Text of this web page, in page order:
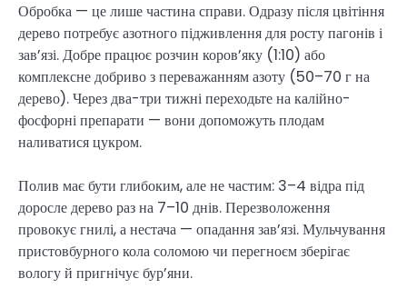
Обробка — це лише частина справи. Одразу після цвітіння
дерево потребує азотного підживлення для росту пагонів і
зав’язі. Добре працює розчин коров’яку (1:10) або
комплексне добриво з переважанням азоту (50–70 г на
дерево). Через два-три тижні переходьте на калійно-
фосфорні препарати — вони допоможуть плодам
наливатися цукром.
Полив має бути глибоким, але не частим: 3–4 відра під
доросле дерево раз на 7–10 днів. Перезволоження
провокує гнилі, а нестача — опадання зав’язі. Мульчування
пристовбурного кола соломою чи перегноєм зберігає
вологу й пригнічує бур’яни.